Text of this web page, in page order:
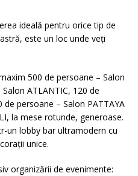
ideală pentru orice tip de
este un loc unde veţi
500 de persoane – Salon
ATLANTIC, 120 de
de persoane – Salon PATTAYA
la mese rotunde, generoase.
un lobby bar ultramodern cu
unice.
organizării de evenimente: